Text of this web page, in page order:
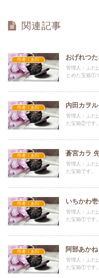
関連記事
作者：あ行 おげれつ
管理人・ふた
とめた宝箱①
作者：あ行 内田カヲ
管理人・ふた
た宝箱②です。
作者：あ行 蒼宮カラ
管理人・ふた
た宝箱です。
作者：あ行 いちかわ
管理人・ふた
た宝箱①です。
作者：あ行 阿部あか
管理人・ふた
た宝箱①です。